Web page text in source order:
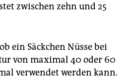
zwischen zehn und 25
ein Säckchen Nüsse bei
von maximal 40 oder 60
verwendet werden kann.